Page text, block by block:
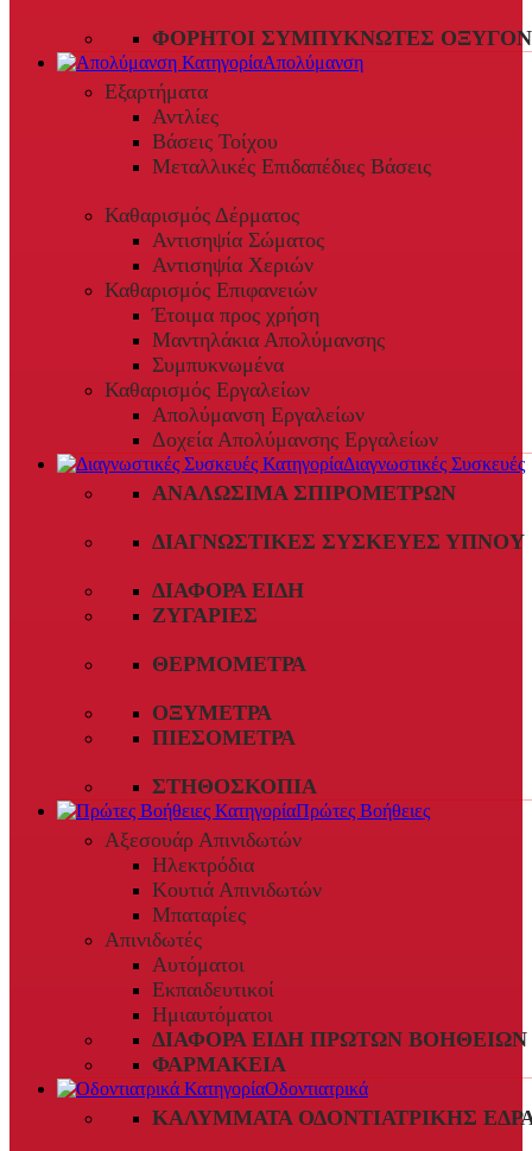
ΦΟΡΗΤΟΊ ΣΥΜΠΥΚΝΩΤΈΣ
Απολύμανση
Εξαρτήματα
Αντλίες
Βάσεις Τοίχου
Μεταλλικές Επιδαπέδιες Βάσεις
Καθαρισμός Δέρματος
Αντισηψία Σώματος
Αντισηψία Χεριών
Καθαρισμός Επιφανειών
Έτοιμα προς χρήση
Μαντηλάκια Απολύμανσης
Συμπυκνωμένα
Καθαρισμός Εργαλείων
Απολύμανση Εργαλείων
Δοχεία Απολύμανσης Εργαλείων
Διαγνωστικές Συσκευές
ΑΝΑΛΏΣΙΜΑ ΣΠΙΡΟΜΈΤΡΩΝ
ΔΙΑΓΝΩΣΤΙΚΈΣ ΣΥΣΚΕΥΈΣ ΎΠΝΟΥ
ΔΙΆΦΟΡΑ ΕΊΔΗ
ΖΥΓΑΡΙΈΣ
ΘΕΡΜΌΜΕΤΡΑ
ΟΞΎΜΕΤΡΑ
ΠΙΕΣΌΜΕΤΡΑ
ΣΤΗΘΟΣΚΌΠΙΑ
Πρώτες Βοήθειες
Αξεσουάρ Απινιδωτών
Ηλεκτρόδια
Κουτιά Απινιδωτών
Μπαταρίες
Απινιδωτές
Αυτόματοι
Εκπαιδευτικοί
Ημιαυτόματοι
ΔΙΆΦΟΡΑ ΕΊΔΗ ΠΡΏΤΩΝ ΒΟΗΘΕΙΏΝ
ΦΑΡΜΑΚΕΊΑ
Οδοντιατρικά
ΚΑΛΎΜΜΑΤΑ ΟΔΟΝΤΙΑΤΡΙΚΉΣ